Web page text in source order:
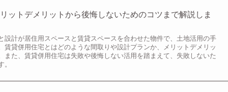
ットデメリットから後悔しないためのコツまで解説しま
設計が居住用スペースと賃貸スペースを合わせた物件で、土地活用の手
賃貸併用住宅とはどのような間取りや設計プランか、メリットデメリッ
また、賃貸併用住宅は失敗や後悔しない活用を踏まえて、失敗しないた
。